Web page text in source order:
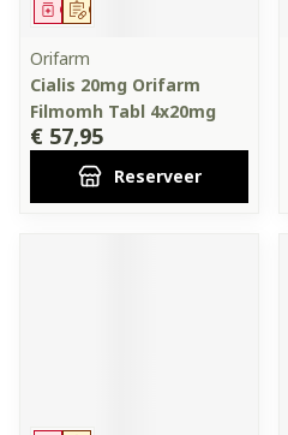
Op voorschrift
Geneesmiddel
Orifarm
Cialis 20mg Orifarm
Filmomh Tabl 4x20mg
€ 57,95
Reserveer